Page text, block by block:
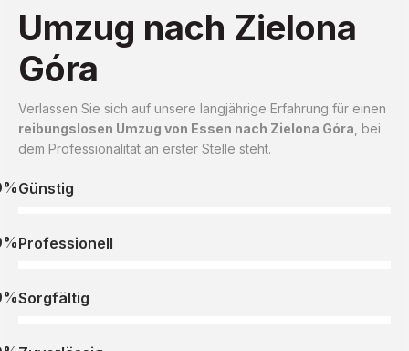
Umzug nach Zielona
Góra
Verlassen Sie sich auf unsere langjährige Erfahrung für einen
reibungslosen Umzug von Essen nach Zielona Góra , bei
dem Professionalität an erster Stelle steht.
Günstig
Professionell
Sorgfältig